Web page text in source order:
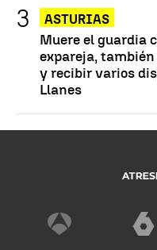
ASTURIAS
Muere el guardia
expareja,
y recibir varios
Llanes